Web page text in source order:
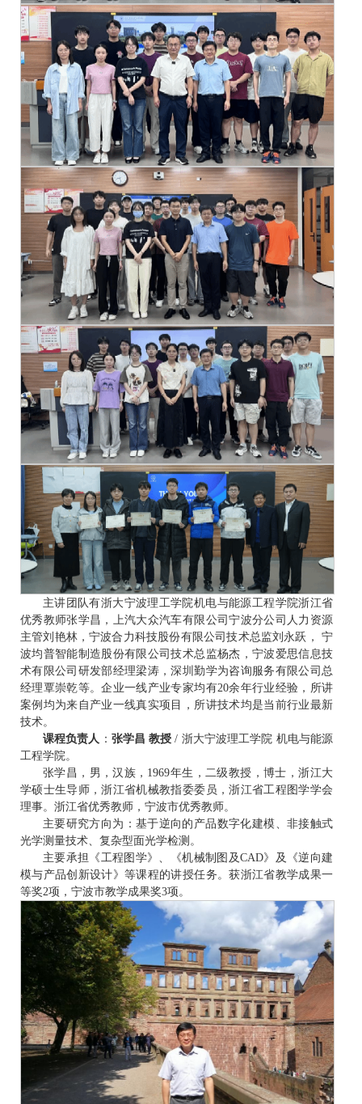
主讲团队有浙大宁波理工学院机电与能源工程学院浙江省
优秀教师张学昌，上汽大众汽车有限公司宁波分公司人力资源
主管刘艳林，宁波合力科技股份有限公司技术总监刘永跃， 宁
波均普智能制造股份有限公司技术总监杨杰，宁波爱思信息技
术有限公司研发部经理梁涛，深圳勤学为咨询服务有限公司总
经理覃崇乾等。企业一线产业专家均有20余年行业经验，所讲
案例均为来自产业一线真实项目，所讲技术均是当前行业最新
技术。
课程负责人 ： 张学昌 教授 / 浙大宁波理工学院 机电与能源
工程学院。
张学昌，男，汉族，1969年生，二级教授，博士，浙江大
学硕士生导师，浙江省机械教指委委员，浙江省工程图学学会
理事。浙江省优秀教师，宁波市优秀教师。
主要研究方向为：基于逆向的产品数字化建模、非接触式
光学测量技术、复杂型面光学检测。
主要承担《工程图学》、《机械制图及CAD》及《逆向建
模与产品创新设计》等课程的讲授任务。获浙江省教学成果一
等奖2项，宁波市教学成果奖3项。